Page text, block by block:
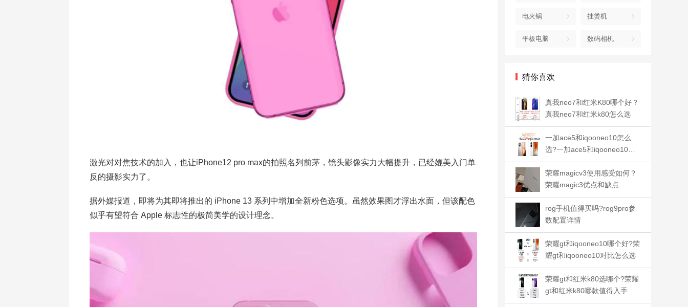
激光对对焦技术的加入，也让iPhone12 pro max的拍照名列前茅，镜头影像实力大幅提升，已经媲美入门单
反的摄影实力了。
据外媒报道，即将为其即将推出的 iPhone 13 系列中增加全新粉色选项。
虽然效果图才浮出水面，但该配色
似乎有望符合 Apple 标志性的极简美学的设计理念。
电火锅 挂烫机
平板电脑 数码相机
猜你喜欢
真我neo7和红米K80哪个好？
真我neo7和红米k80怎么选
一加ace5和iqooneo10怎么
选?一加ace5和iqooneo10对
比哪个好
荣耀magicv3使用感受如何？
荣耀magic3优点和缺点
rog手机值得买吗?rog9pro参
数配置详情
荣耀gt和iqooneo10哪个好?荣
耀gt和iqooneo10对比怎么选
荣耀gt和红米k80选哪个?荣耀
gt和红米k80哪款值得入手